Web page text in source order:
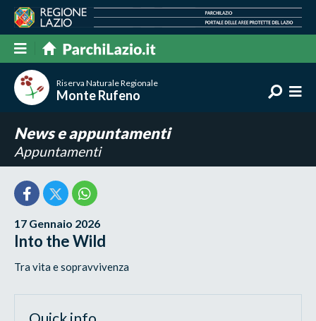
Riserva Naturale Regionale
Monte Rufeno
News e appuntamenti
Appuntamenti
17 Gennaio 2026
Into the Wild
Tra vita e sopravvivenza